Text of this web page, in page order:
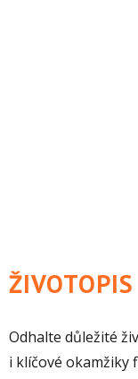
Odhalte důležité
i klíčové okamžiky